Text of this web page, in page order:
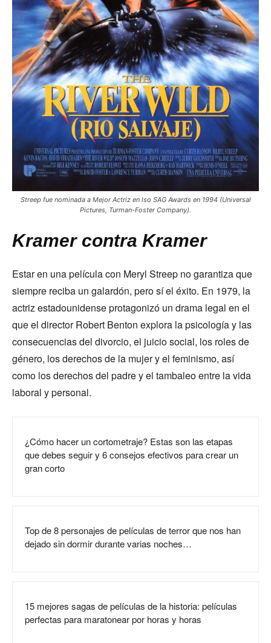
Streep fue nominada a Mejor Actriz en lso SAG Awards en 1994 (Universal
Pictures, Turman-Foster Company).
Kramer contra Kramer
Estar en una película con Meryl Streep no garantiza que
siempre reciba un galardón, pero sí el éxito. En 1979, la
actriz estadounidense protagonizó un drama legal en el
que el director Robert Benton explora la psicología y las
consecuencias del divorcio, el juicio social, los roles de
género, los derechos de la mujer y el feminismo, así
como los derechos del padre y el tambaleo entre la vida
laboral y personal.
¿Cómo hacer un cortometraje? Estas son las etapas
que debes seguir y 6 consejos efectivos para crear un
gran corto
Top de 8 personajes de películas de terror que nos han
dejado sin dormir durante varias noches…
15 mejores sagas de películas de la historia: películas
perfectas para maratonear por horas y horas